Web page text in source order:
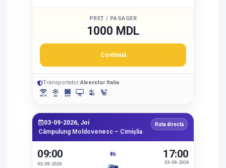
PREȚ / PASAGER
1000 MDL
Continuă
Transportator:Alverstur Italia
03-09-2026, Joi
Câmpulung Moldovenesc – Cimişlia
Ruta directă
09:00
03-09-2026
8h
03-09-2026
17:00